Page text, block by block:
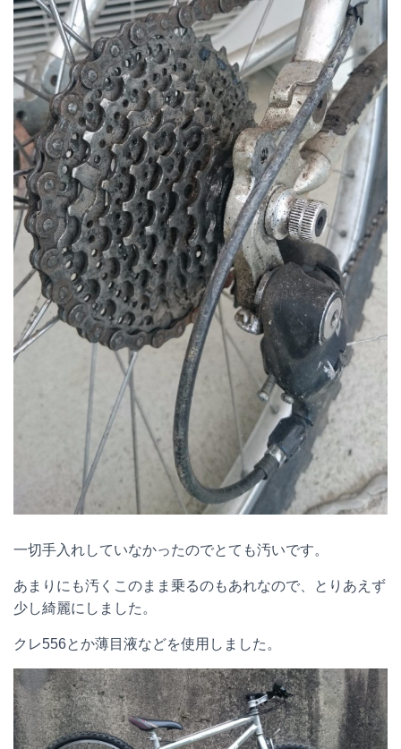
一切手入れしていなかったのでとても汚いです。
あまりにも汚くこのまま乗るのもあれなので、とりあえず
少し綺麗にしました。
クレ556とか薄目液などを使用しました。